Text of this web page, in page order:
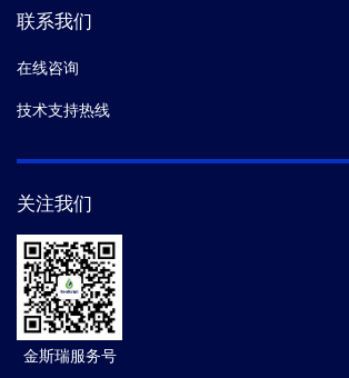
联系我们
在线咨询
技术支持热线
关注我们
金斯瑞服务号